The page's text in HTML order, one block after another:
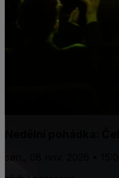
søn., 08 nov. 2026 • 15:00